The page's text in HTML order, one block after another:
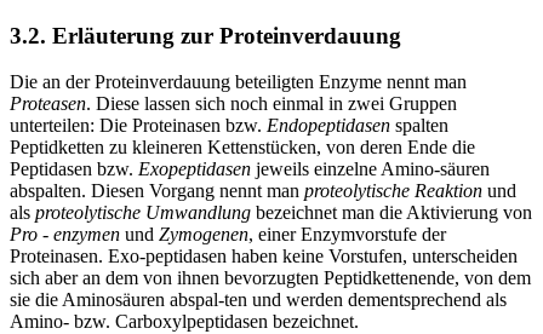
3.2. Erläuterung zur Proteinverdauung
Die an der Proteinverdauung beteiligten Enzyme nennt man
Proteasen. Diese lassen sich noch einmal in zwei Gruppen
unterteilen: Die Proteinasen bzw. Endopeptidasen spalten
Peptidketten zu kleineren Kettenstücken, von deren Ende die
Peptidasen bzw. Exopeptidasen jeweils einzelne Amino-säuren
abspalten. Diesen Vorgang nennt man proteolytische Reaktion und
als proteolytische Umwandlung bezeichnet man die Aktivierung von
Pro - enzymen und Zymogenen, einer Enzymvorstufe der
Proteinasen. Exo-peptidasen haben keine Vorstufen, unterscheiden
sich aber an dem von ihnen bevorzugten Peptidkettenende, von dem
sie die Aminosäuren abspal-ten und werden dementsprechend als
Amino- bzw. Carboxylpeptidasen bezeichnet.